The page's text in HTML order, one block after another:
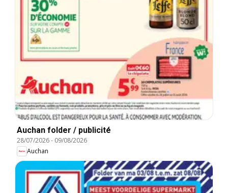
Auchan folder / publicité
28/07/2026- 09/08/2026
Auchan